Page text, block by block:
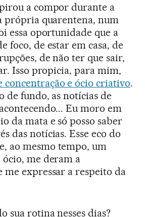
a compor durante a
própria quarentena, num
essa oportunidade que a
foco, de estar em casa, de
de não ter que sair,
Isso propicia, para mim,
concentração e ócio criativo.
de fundo, as notícias de
Eu moro em
da mata e só posso saber
das notícias. Esse eco do
ao mesmo tempo, um
me deram a
expressar a respeito da
sua rotina nesses dias?